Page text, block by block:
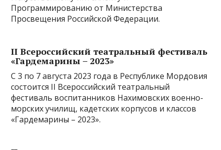
Программированию от Министерства
Просвещения Российской Федерации.
II Всероссийский театральный фестиваль
«Гардемарины – 2023»
C 3 по 7 августа 2023 года в Республике Мордовия
состоится II Всероссийский театральный
фестиваль воспитанников Нахимовских военно-
морских училищ, кадетских корпусов и классов
«Гардемарины – 2023».